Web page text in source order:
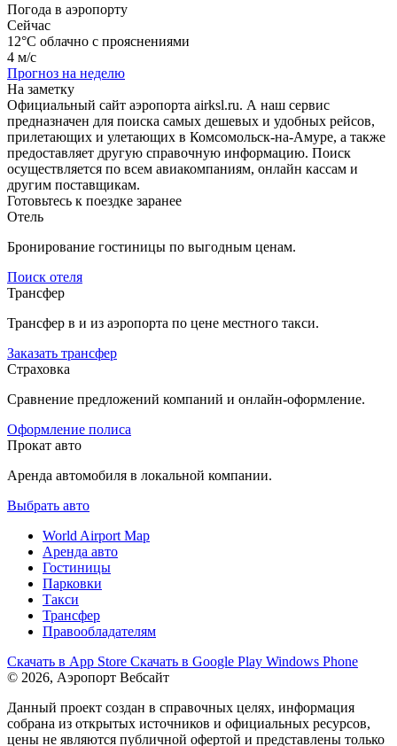
Погода в аэропорту
Сейчас
12°C облачно с прояснениями
4 м/с
Прогноз на неделю
На заметку
Официальный сайт аэропорта airksl.ru. А наш сервис
предназначен для поиска самых дешевых и удобных рейсов,
прилетающих и улетающих в Комсомольск-на-Амуре, а также
предоставляет другую справочную информацию. Поиск
осуществляется по всем авиакомпаниям, онлайн кассам и
другим поставщикам.
Готовьтесь к поездке заранее
Отель
Бронирование гостиницы по выгодным ценам.
Поиск отеля
Трансфер
Трансфер в и из аэропорта по цене местного такси.
Заказать трансфер
Страховка
Сравнение предложений компаний и онлайн-оформление.
Оформление полиса
Прокат авто
Аренда автомобиля в локальной компании.
Выбрать авто
World Airport Map
Аренда авто
Гостиницы
Парковки
Такси
Трансфер
Правообладателям
Скачать в App Store Скачать в Google Play Windows Phone
© 2026, Аэропорт Вебсайт
Данный проект создан в справочных целях, информация
собрана из открытых источников и официальных ресурсов,
цены не являются публичной офертой и представлены только